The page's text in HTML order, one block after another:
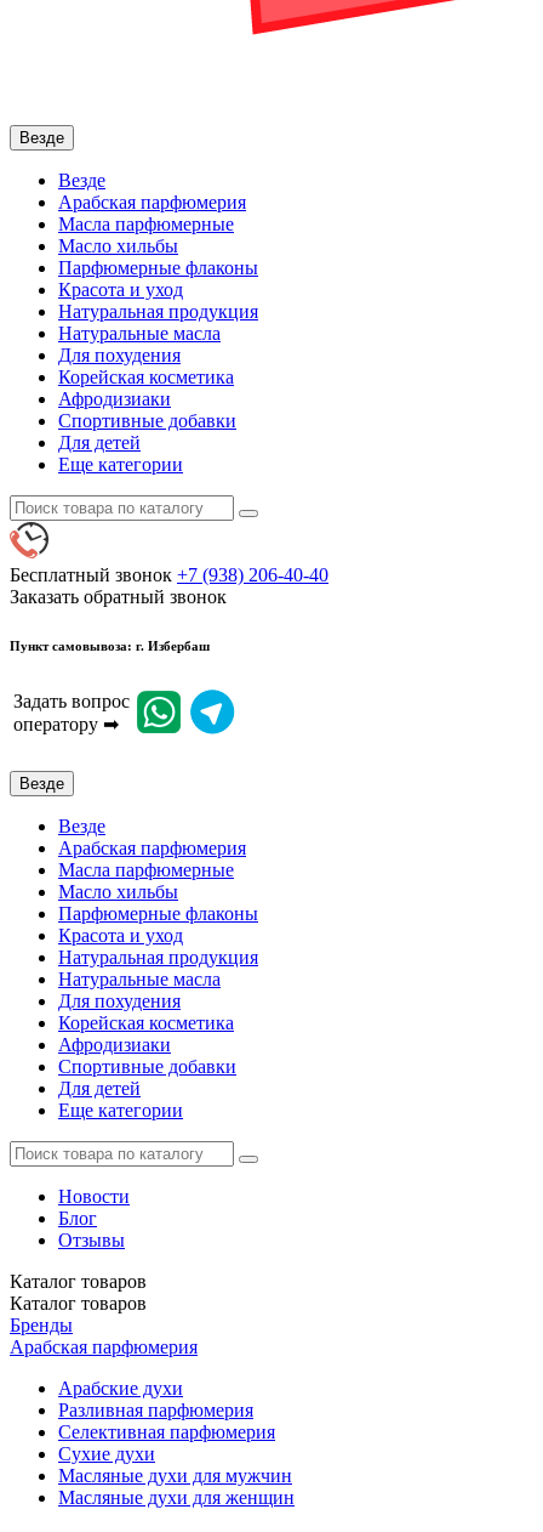
Везде
Везде
Арабская парфюмерия
Масла парфюмерные
Масло хильбы
Парфюмерные флаконы
Красота и уход
Натуральная продукция
Натуральные масла
Для похудения
Корейская косметика
Афродизиаки
Спортивные добавки
Для детей
Еще категории
Бесплатный звонок +7 (938) 206-40-40
Заказать обратный звонок
Пункт самовывоза: г. Избербаш
Задать вопрос
оператору ➡
Везде
Везде
Арабская парфюмерия
Масла парфюмерные
Масло хильбы
Парфюмерные флаконы
Красота и уход
Натуральная продукция
Натуральные масла
Для похудения
Корейская косметика
Афродизиаки
Спортивные добавки
Для детей
Еще категории
Новости
Блог
Отзывы
Каталог товаров
Каталог товаров
Бренды
Арабская парфюмерия
Арабские духи
Разливная парфюмерия
Селективная парфюмерия
Сухие духи
Масляные духи для мужчин
Масляные духи для женщин